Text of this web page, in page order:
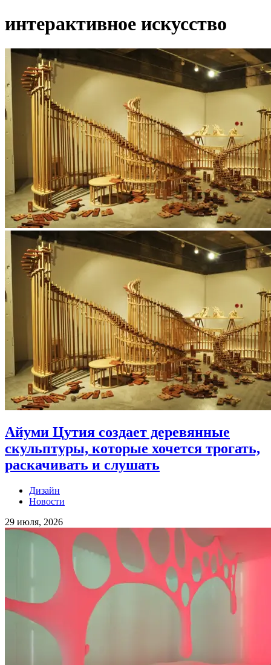
интерактивное искусство
Айуми Цутия создает деревянные
скульптуры, которые хочется трогать,
раскачивать и слушать
Дизайн
Новости
29 июля, 2026